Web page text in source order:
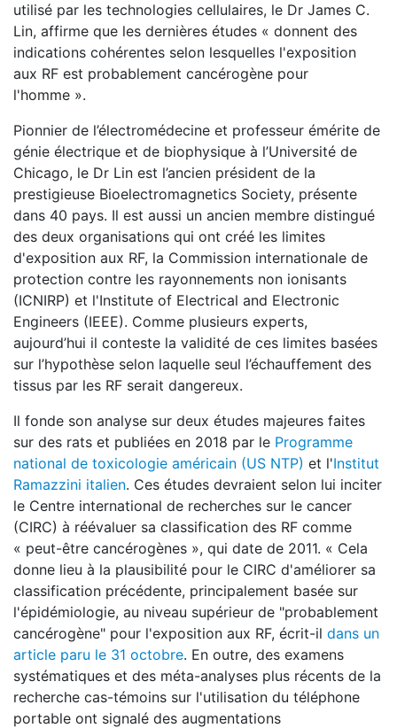
utilisé par les technologies cellulaires, le Dr James C.
Lin, affirme que les dernières études « donnent des
indications cohérentes selon lesquelles l'exposition
aux RF est probablement cancérogène pour
l'homme ».
Pionnier de l’électromédecine et professeur émérite de
génie électrique et de biophysique à l’Université de
Chicago, le Dr Lin est l’ancien président de la
prestigieuse Bioelectromagnetics Society, présente
dans 40 pays. Il est aussi un ancien membre distingué
des deux organisations qui ont créé les limites
d'exposition aux RF, la Commission internationale de
protection contre les rayonnements non ionisants
(ICNIRP) et l'Institute of Electrical and Electronic
Engineers (IEEE). Comme plusieurs experts,
aujourd’hui il conteste la validité de ces limites basées
sur l’hypothèse selon laquelle seul l’échauffement des
tissus par les RF serait dangereux.
Il fonde son analyse sur deux études majeures faites
sur des rats et publiées en 2018 par le Programme
national de toxicologie américain (US NTP) et l'Institut
Ramazzini italien. Ces études devraient selon lui inciter
le Centre international de recherches sur le cancer
(CIRC) à réévaluer sa classification des RF comme
« peut-être cancérogènes », qui date de 2011. « Cela
donne lieu à la plausibilité pour le CIRC d'améliorer sa
classification précédente, principalement basée sur
l'épidémiologie, au niveau supérieur de "probablement
cancérogène" pour l'exposition aux RF, écrit-il dans un
article paru le 31 octobre. En outre, des examens
systématiques et des méta-analyses plus récents de la
recherche cas-témoins sur l'utilisation du téléphone
portable ont signalé des augmentations